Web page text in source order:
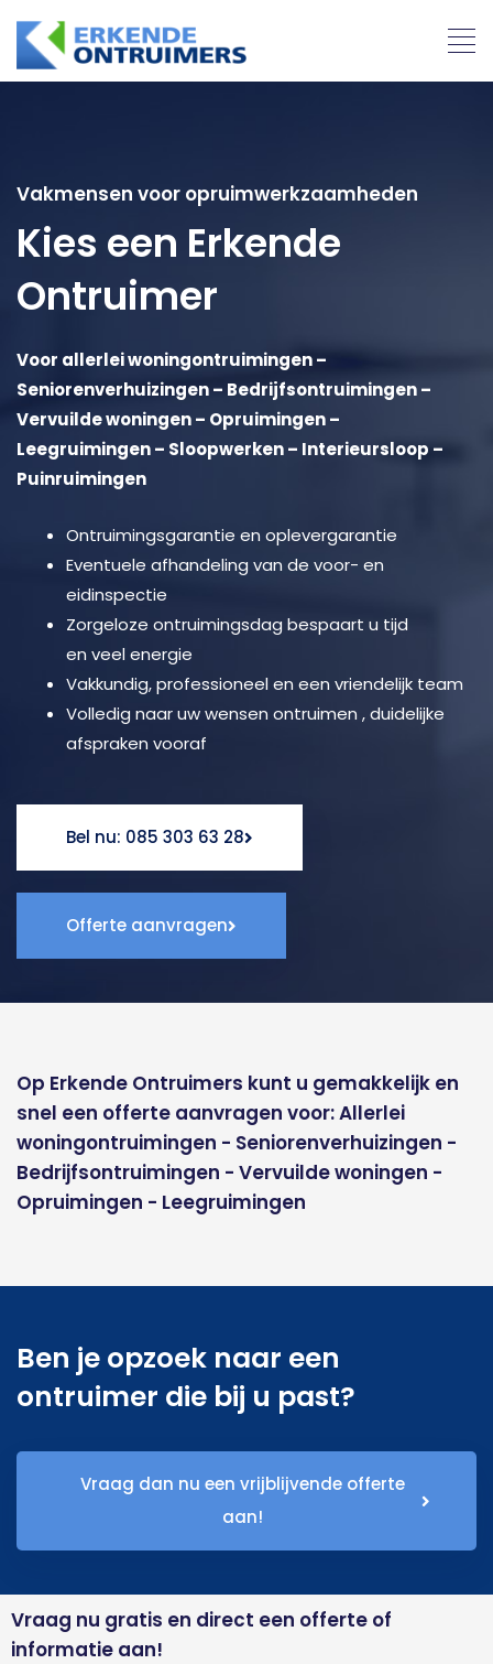
naar
de
Vakmensen voor opruimwerkzaamheden
Kies een Erkende
Ontruimer
Voor allerlei woningontruimingen –
Seniorenverhuizingen – Bedrijfsontruimingen –
Vervuilde woningen – Opruimingen –
Leegruimingen – Sloopwerken – Interieursloop –
Puinruimingen
Ontruimingsgarantie en oplevergarantie
Eventuele afhandeling van de voor- en
eidinspectie
Zorgeloze ontruimingsdag bespaart u tijd
en veel energie
Vakkundig, professioneel en een vriendelijk team
Volledig naar uw wensen ontruimen , duidelijke
afspraken vooraf
Bel nu: 085 303 63 28
Offerte aanvragen
Op Erkende Ontruimers kunt u gemakkelijk en
snel een offerte aanvragen voor: Allerlei
woningontruimingen - Seniorenverhuizingen -
Bedrijfsontruimingen - Vervuilde woningen -
Opruimingen - Leegruimingen
Ben je opzoek naar een
ontruimer die bij u past?
Vraag dan nu een vrijblijvende offerte
aan!
Vraag nu gratis en direct een offerte of
informatie aan!